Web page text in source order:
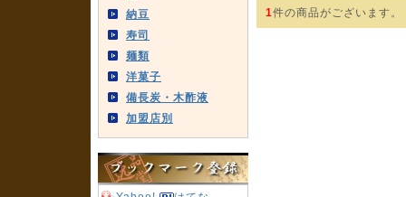
納豆
寿司
麺類
洋菓子
備長炭・木酢液
加盟店別
1件の商品がございます。